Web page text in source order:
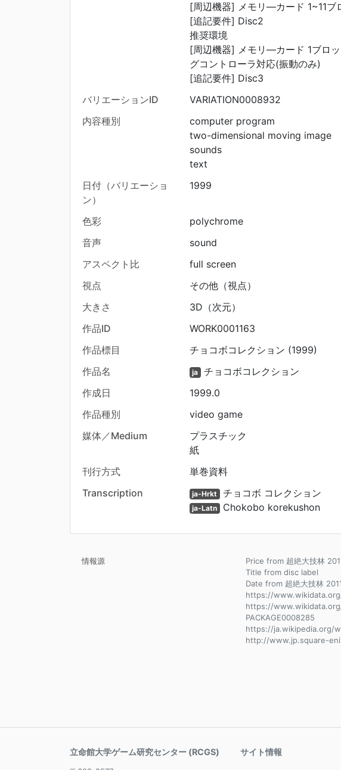
[周辺機器] メモリ―カード 1~11ブ
[追記要件] Disc2
推奨環境
[周辺機器] メモリ―カード 1ブロ
グコントローラ対応(振動のみ)
[追記要件] Disc3
バリエーションID
VARIATION0008932
内容種別
computer program
two-dimensional moving image
sounds
text
日付（バリエーショ
ン）
1999
色彩
polychrome
音声
sound
アスペクト比
full screen
視点
その他（視点）
大きさ
3D（次元）
作品ID
WORK0001163
作品標目
チョコボコレクション (1999)
作品名
ja
チョコボコレクション
作成日
1999.0
作品種別
video game
媒体／Medium
プラスチック
紙
刊行方式
単巻資料
Transcription
ja-Hrkt チョコボ コレクション
ja-Latn Chokobo korekushon
情報源
Price from 超絶大技林
Title from disc label
Date from 超絶大技林
https://
https://
PACKAGE0008285
https://ja.wikipedia.org/
http://www.jp.square-
立命館大学ゲーム研究センター (RCGS) サイト情報